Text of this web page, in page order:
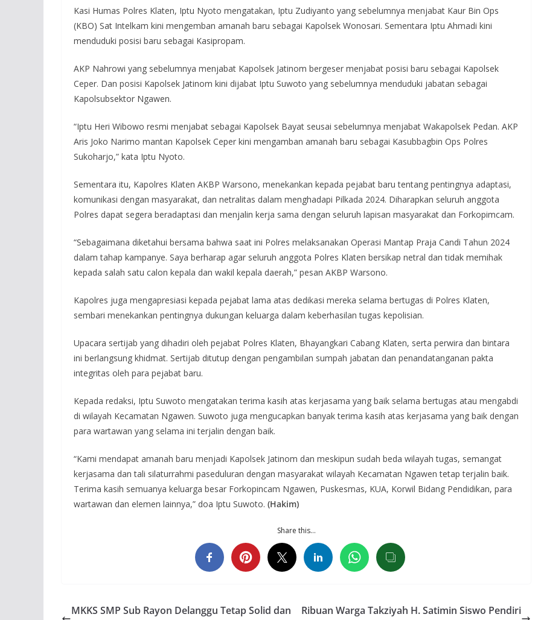
Kasi Humas Polres Klaten, Iptu Nyoto mengatakan, Iptu Zudiyanto yang sebelumnya menjabat Kaur Bin Ops
(KBO) Sat Intelkam kini mengemban amanah baru sebagai Kapolsek Wonosari. Sementara Iptu Ahmadi kini
menduduki posisi baru sebagai Kasipropam.
AKP Nahrowi yang sebelumnya menjabat Kapolsek Jatinom bergeser menjabat posisi baru sebagai Kapolsek
Ceper. Dan posisi Kapolsek Jatinom kini dijabat Iptu Suwoto yang sebelumnya menduduki jabatan sebagai
Kapolsubsektor Ngawen.
“Iptu Heri Wibowo resmi menjabat sebagai Kapolsek Bayat seusai sebelumnya menjabat Wakapolsek Pedan. AKP
Aris Joko Narimo mantan Kapolsek Ceper kini mengamban amanah baru sebagai Kasubbagbin Ops Polres
Sukoharjo,” kata Iptu Nyoto.
Sementara itu, Kapolres Klaten AKBP Warsono, menekankan kepada pejabat baru tentang pentingnya adaptasi,
komunikasi dengan masyarakat, dan netralitas dalam menghadapi Pilkada 2024. Diharapkan seluruh anggota
Polres dapat segera beradaptasi dan menjalin kerja sama dengan seluruh lapisan masyarakat dan Forkopimcam.
“Sebagaimana diketahui bersama bahwa saat ini Polres melaksanakan Operasi Mantap Praja Candi Tahun 2024
dalam tahap kampanye. Saya berharap agar seluruh anggota Polres Klaten bersikap netral dan tidak memihak
kepada salah satu calon kepala dan wakil kepala daerah,” pesan AKBP Warsono.
Kapolres juga mengapresiasi kepada pejabat lama atas dedikasi mereka selama bertugas di Polres Klaten,
sembari menekankan pentingnya dukungan keluarga dalam keberhasilan tugas kepolisian.
Upacara sertijab yang dihadiri oleh pejabat Polres Klaten, Bhayangkari Cabang Klaten, serta perwira dan bintara
ini berlangsung khidmat. Sertijab ditutup dengan pengambilan sumpah jabatan dan penandatanganan pakta
integritas oleh para pejabat baru.
Kepada redaksi, Iptu Suwoto mengatakan terima kasih atas kerjasama yang baik selama bertugas atau mengabdi
di wilayah Kecamatan Ngawen. Suwoto juga mengucapkan banyak terima kasih atas kerjasama yang baik dengan
para wartawan yang selama ini terjalin dengan baik.
“Kami mendapat amanah baru menjadi Kapolsek Jatinom dan meskipun sudah beda wilayah tugas, semangat
kerjasama dan tali silaturrahmi paseduluran dengan masyarakat wilayah Kecamatan Ngawen tetap terjalin baik.
Terima kasih semuanya keluarga besar Forkopincam Ngawen, Puskesmas, KUA, Korwil Bidang Pendidikan, para
wartawan dan elemen lainnya,” doa Iptu Suwoto. (Hakim)
Share this…
MKKS SMP Sub Rayon Delanggu Tetap Solid dan
Ribuan Warga Takziyah H. Satimin Siswo Pendiri